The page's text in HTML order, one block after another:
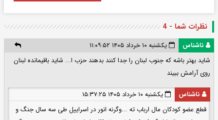
نظرات شما - 4
ناشناس
یکشنبه ۱۰ خرداد ۱۴۰۵ ۱۱:۰۹:۵۲
شاید بهتر باشه که جنوب لبنان را جدا کنند بدهند حزب ا... شاید باقیمانده لبنان
روی آرامش ببیند
ناشناس
یکشنبه ۱۰ خرداد ۱۴۰۵ ۱۵:۳۷:۲۵
قطع عضو کودکان مال ارباب ته ...وگرنه انور در اسراییل طی سه سال جنگ و